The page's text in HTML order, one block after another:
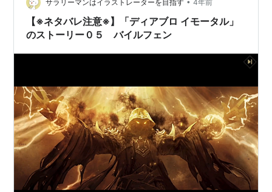
サラリーマンはイラストレーターを目指す 4年前
【※ネタバレ注意※】「ディアブロ イモータル」
のストーリー０５ バイルフェン